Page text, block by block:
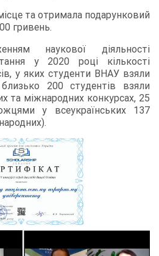
та отримала подарунковий
гривень.
наукової діяльності
у 2020 році кількості
у яких студенти ВНАУ взяли
200 студентів взяли
та міжнародних конкурсах, 25
у всеукраїнських 137